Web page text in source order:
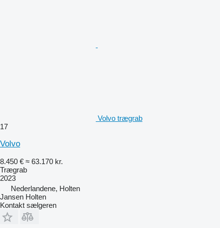
Volvo trægrab
17
Volvo
8.450 € ≈ 63.170 kr.
Trægrab
2023
Nederlandene, Holten
Jansen Holten
Kontakt sælgeren